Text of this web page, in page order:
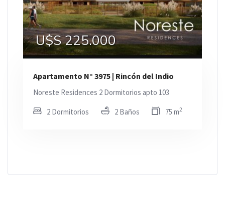
U$S 225.000
Apartamento N° 3975 | Rincón del Indio
Noreste Residences 2 Dormitorios apto 103
2 Dormitorios 2 Baños 75 m2